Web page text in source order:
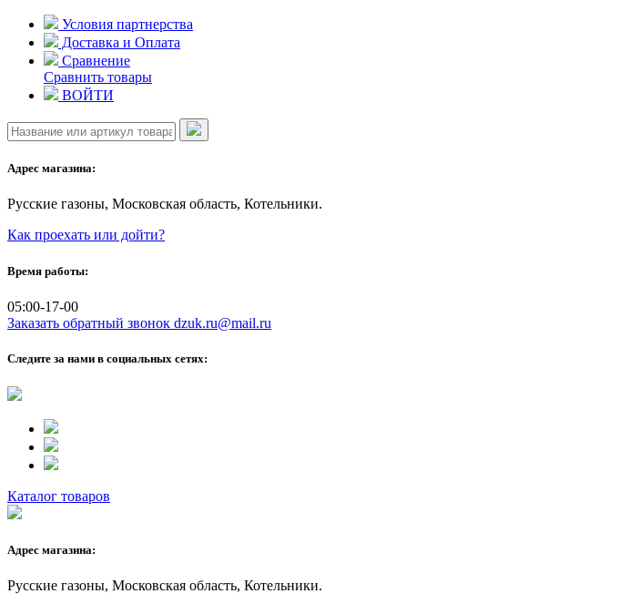
Skip
content
Условия партнерства
Доставка и Оплата
Сравнение
Сравнить товары
ВОЙТИ
Адрес магазина:
Русские газоны, Московская область, Котельники.
Как проехать или дойти?
Время работы:
05:00-17-00
Заказать обратный звонок dzuk.ru@mail.ru
Следите за нами в социальных сетях:
Каталог товаров
Адрес магазина:
Русские газоны, Московская область, Котельники.